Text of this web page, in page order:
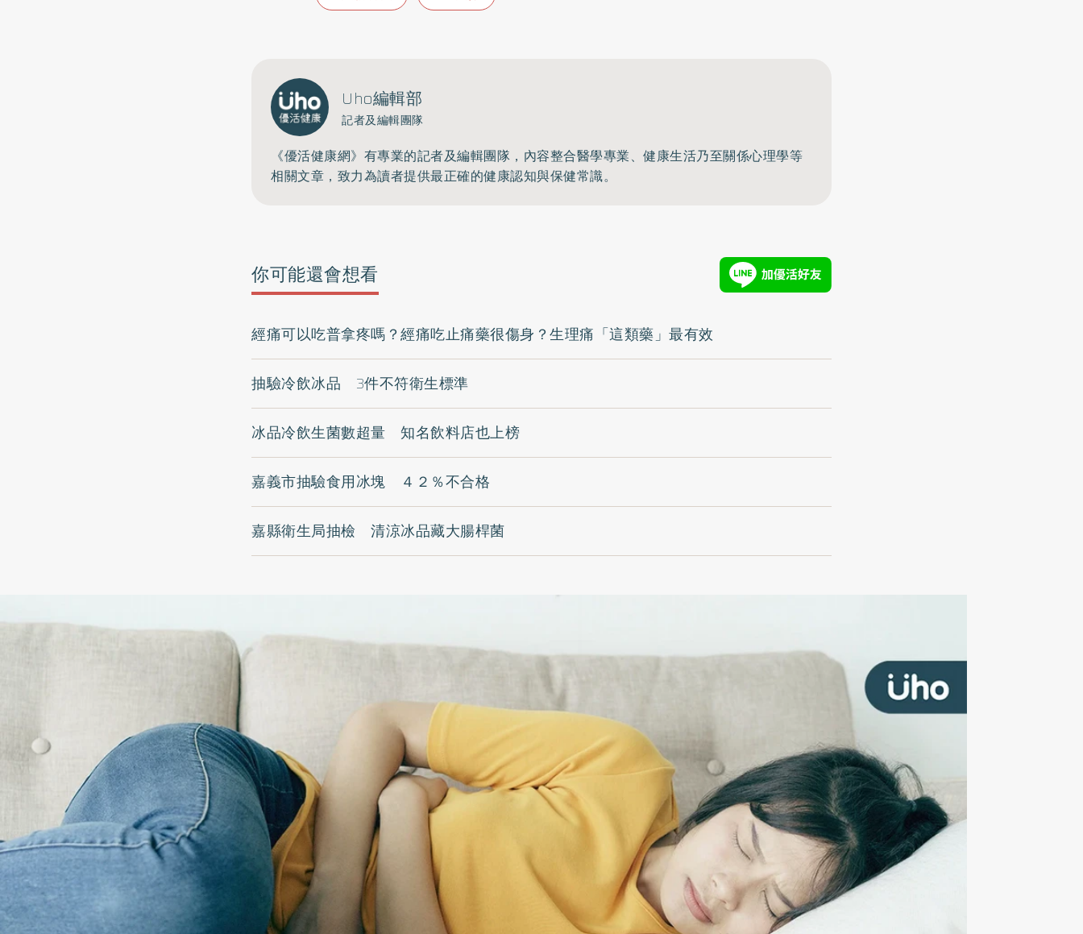
Uho編輯部
記者及編輯團隊
《優活健康網》有專業的記者及編輯團隊，內容整合醫學專業、健康生活乃至關係心理學等
相關文章，致力為讀者提供最正確的健康認知與保健常識。
你可能還會想看
經痛可以吃普拿疼嗎？經痛吃止痛藥很傷身？生理痛「這類藥」最有效
抽驗冷飲冰品 3件不符衛生標準
冰品冷飲生菌數超量 知名飲料店也上榜
嘉義市抽驗食用冰塊 ４２％不合格
嘉縣衛生局抽檢 清涼冰品藏大腸桿菌